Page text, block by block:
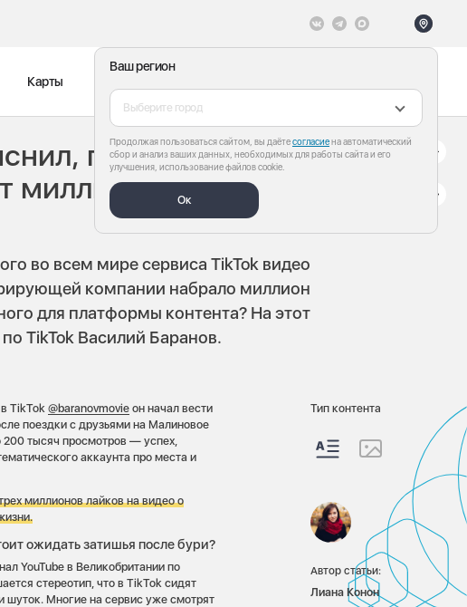
Ваш регион
Выберите город
Продолжая пользоваться сайтом, вы даётесогласиена автоматический
сбор и анализ ваших данных, необходимых для работы сайта и его
улучшения, использование файлов cookie.
Ок
Карты
почему видео в
миллионы
во всем мире сервиса TikTok видео
компании набрало миллион
для платформы контента? На этот
TikTok Василий Баранов.
в TikTok@baranovmovie он начал вести
поездки с друзьями на Малиновое
200 тысяч просмотров — успех,
аккаунта про места и
миллионов лайков на видео о
ожидать затишья после бури?
YouTube в Великобритании по
стереотип, что в TikTok сидят
шуток. Многие на сервис уже смотрят
Тип контента
Автор статьи:
Лиана Конон